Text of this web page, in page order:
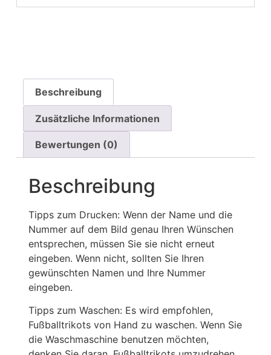
Beschreibung
Zusätzliche Informationen
Bewertungen (0)
Beschreibung
Tipps zum Drucken: Wenn der Name und die
Nummer auf dem Bild genau Ihren Wünschen
entsprechen, müssen Sie sie nicht erneut
eingeben. Wenn nicht, sollten Sie Ihren
gewünschten Namen und Ihre Nummer
eingeben.
Tipps zum Waschen: Es wird empfohlen,
Fußballtrikots von Hand zu waschen. Wenn Sie
die Waschmaschine benutzen möchten,